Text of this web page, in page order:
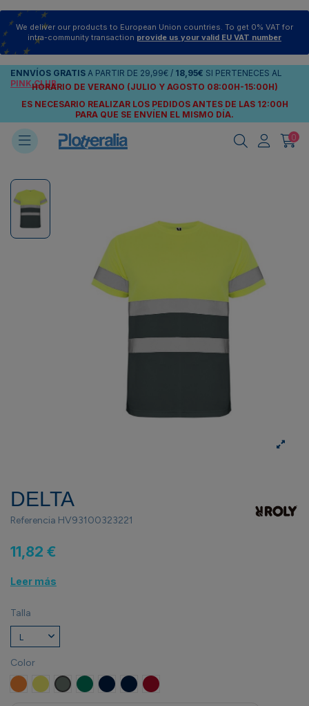
We deliver our products to European Union countries. To get 0% VAT for
intra-community transaction provide us your valid EU VAT number
ENNVÍOS GRATIS A PARTIR DE 29,99€ / 18,95€ SI PERTENECES AL
PINK CLUB
HORARIO DE VERANO (JULIO Y AGOSTO 08:00H-15:00H)
ES NECESARIO REALIZAR LOS PEDIDOS ANTES DE LAS 12:00H
PARA QUE SE ENVÍEN EL MISMO DÍA.
0
DELTA
Referencia HV93100323221
11,82 €
Leer más
Talla
Color
NARANJA FLUOR
AMARILLO FLUOR
PLOMO/AMARILLO FLUOR
VERDE JARDÍN/AMARILLO FLÚOR
MARINO/AMARILLO FLUOR
MARINO/NARANJA FLUOR
ROJO LABORAL/AMARILLO FLÚOR